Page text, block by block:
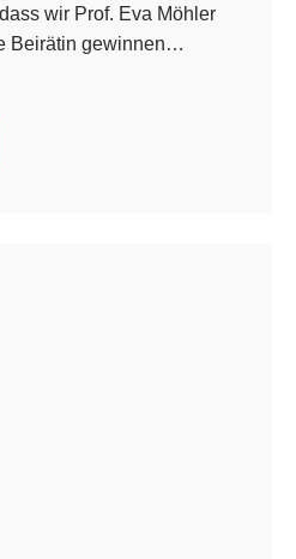
wir Prof. Eva Möhler
Beirätin gewinnen
Traumakinder-Team
unterstützen. Frau
und Lehrstuhlinhaberin für
Psychotherapie